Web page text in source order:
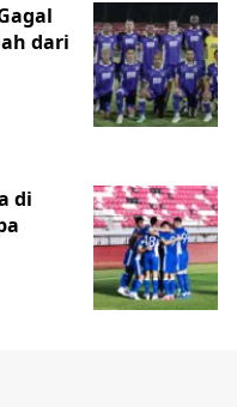
dari
di